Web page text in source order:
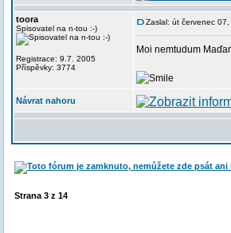
toora
Spisovatel na n-tou :-)
Registrace: 9.7. 2005
Příspěvky: 3774
Zaslal: út červenec
Moi nemtudum
Návrat nahoru
Strana 3 z 14